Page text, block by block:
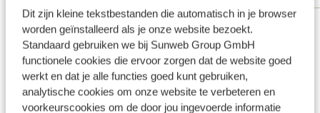
Dit zijn kleine tekstbestanden die automatisch in je browser
worden geïnstalleerd als je onze website bezoekt.
Standaard gebruiken we bij Sunweb Group GmbH
functionele cookies die ervoor zorgen dat de website goed
werkt en dat je alle functies goed kunt gebruiken,
analytische cookies om onze website te verbeteren en
voorkeurscookies om de door jou ingevoerde informatie
Bekijk alle 6 ervaringen
Ligging